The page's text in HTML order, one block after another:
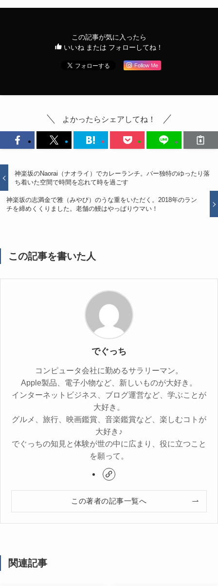
この記事が気に入ったら
いいね または フォローしてね！
Follow Me
よかったらシェアしてね！
神楽坂のNaorai（ナオライ）でカレーランチ。バー独特のゆったり落
ち着いた空間で時間を忘れて時を過ごす
神楽坂の志満金で雅（みやび）のうな重をいただく。2018年のラン
チを締めくくりました。老舗の鰻はやっぱりウマい！
この記事を書いた人
でぐっち
コンピュータ会社に勤めるサラリーマン。
Apple製品、電子小物など、新しいものが大好き。
インターネットビジネス、ブログ運営など、学ぶことが
大好き。
グルメ、旅行、映画鑑賞、音楽鑑賞など、楽しむコトが
大好き♪
でぐっちの知見と体験が世の中に広まり、役に立つこと
を願って。
この著者の記事一覧へ
関連記事